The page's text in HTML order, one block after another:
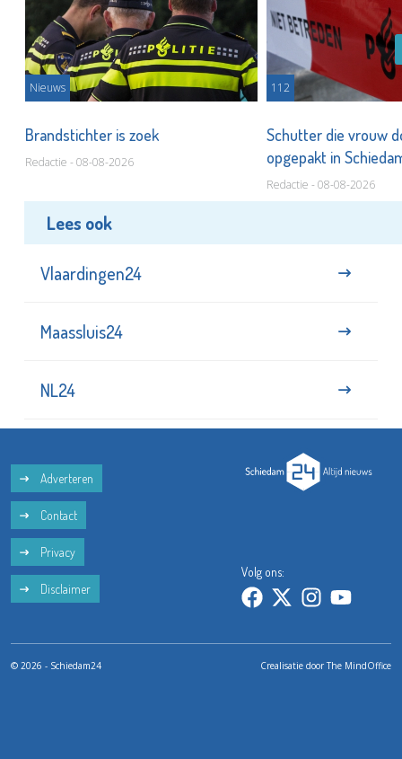
Nieuws
Brandstichter is zoek
Redactie - 08-08-2026
112
Schutter die vrouw
opgepakt in
Redactie - 08-08-2026
Lees ook
Vlaardingen24
Maassluis24
NL24
Adverteren
Contact
Privacy
Disclaimer
Volg ons:
© 2026 - Schiedam24 Crealisatie doorThe MindOffice